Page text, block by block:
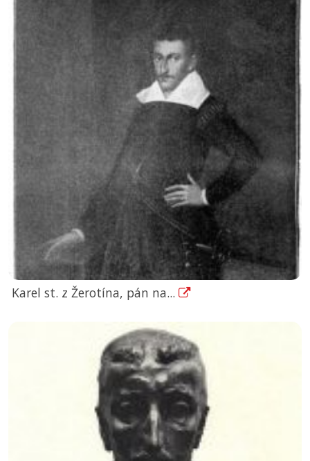
Karel st. z Žerotína, pán na...